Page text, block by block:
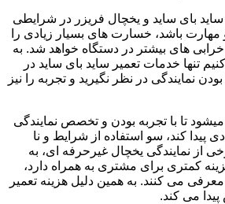
بای ساید و یخچال فریزر در شرایطی
باشد، خسارت های بسیار زیادی را
خرابی های بیشتر در دستگاه خواهد شد. به
تنها خدمات تعمیر ساید بای ساید در
نمایندگی در نظر نگیرید و تجربه را نیز
میشود تا با تجربه بودن و تخصص نمایندگی
پیدا کند، سو استفاده از شرایط و نا
از نمایندگی یخچال غیرحرفه ای، به
کمتری برای مشتری به همراه دارد،
می کنند. به همین دلیل هزینه تعمیر
می کند.